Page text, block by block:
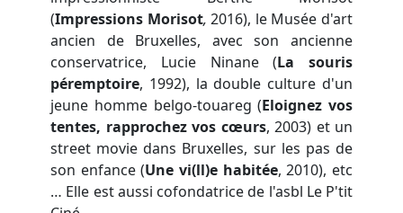
(Impressions Morisot,2016), le Musée d'art
ancien de Bruxelles, avec son ancienne
conservatrice, Lucie Ninane (La souris
péremptoire, 1992), la double culture d'un
jeune homme belgo-touareg (Eloignez vos
tentes, rapprochez vos cœurs, 2003) et un
street movie dans Bruxelles, sur les pas de
son enfance (Une vi(ll)e habitée, 2010), etc
… Elle est aussi cofondatrice de l'asbl Le P'tit